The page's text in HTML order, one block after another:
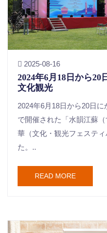
2025-08-16
2024年6月18日から20
文化観光
2024年6月18日から20日
で開催された「水韻江蘇
華（文化・観光フェステ
た。..
READ MORE